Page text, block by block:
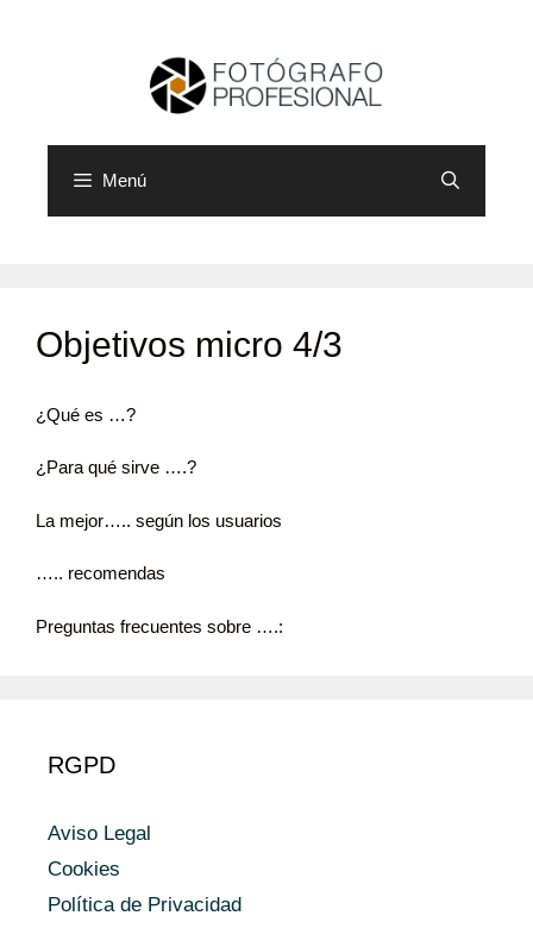
Menú
Objetivos micro 4/3
¿Qué es …?
¿Para qué sirve ….?
La mejor….. según los usuarios
….. recomendas
Preguntas frecuentes sobre ….:
RGPD
Aviso Legal
Cookies
Política de Privacidad